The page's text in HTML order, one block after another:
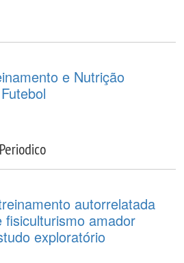
e Nutrição
autorrelatada
fisiculturismo amador
exploratório